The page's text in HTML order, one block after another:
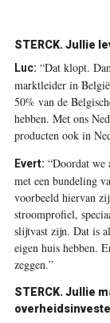
STERCK.Jullie
Luc: “Dat klopt.
marktleider in
50% van de
hebben. Met ons
producten ook in
Evert: “Doordat we
met een bundeling
voorbeeld hiervan
stroomprofiel,
slijtvast zijn. Dat is
eigen huis hebben.
zeggen.”
STERCK.Jullie